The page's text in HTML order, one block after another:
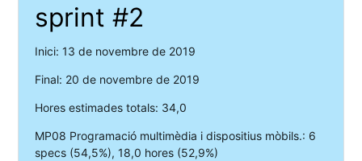
sprint #2
Inici: 13 de novembre de 2019
Final: 20 de novembre de 2019
Hores estimades totals: 34,0
MP08 Programació multimèdia i dispositius mòbils.: 6
specs (54,5%), 18,0 hores (52,9%)